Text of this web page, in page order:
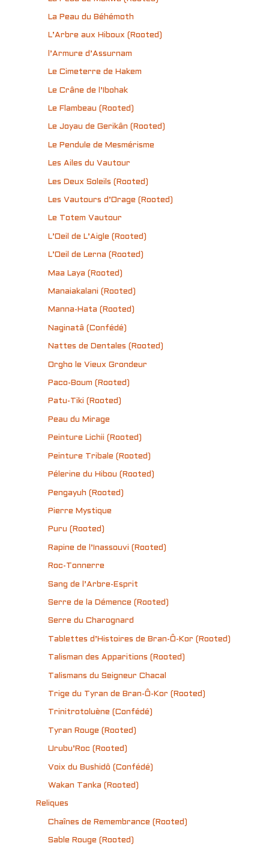
La Peau du Béhémoth
L’Arbre aux Hiboux (Rooted)
l’Armure d’Assurnam
Le Cimeterre de Hakem
Le Crâne de l’Ibohak
Le Flambeau (Rooted)
Le Joyau de Gerikân (Rooted)
Le Pendule de Mesmérisme
Les Ailes du Vautour
Les Deux Soleils (Rooted)
Les Vautours d’Orage (Rooted)
Le Totem Vautour
L’Oeil de L’Aigle (Rooted)
L’Oeil de Lerna (Rooted)
Maa Laya (Rooted)
Manaiakalani (Rooted)
Manna-Hata (Rooted)
Naginatâ (Confédé)
Nattes de Dentales (Rooted)
Orgho le Vieux Grondeur
Paco-Boum (Rooted)
Patu-Tiki (Rooted)
Peau du Mirage
Peinture Lichii (Rooted)
Peinture Tribale (Rooted)
Pélerine du Hibou (Rooted)
Pengayuh (Rooted)
Pierre Mystique
Puru (Rooted)
Rapine de l’Inassouvi (Rooted)
Roc-Tonnerre
Sang de l’Arbre-Esprit
Serre de la Démence (Rooted)
Serre du Charognard
Tablettes d’Histoires de Bran-Ô-Kor (Rooted)
Talisman des Apparitions (Rooted)
Talismans du Seigneur Chacal
Trige du Tyran de Bran-Ô-Kor (Rooted)
Trinitrotoluène (Confédé)
Tyran Rouge (Rooted)
Urubu’Roc (Rooted)
Voix du Bushidô (Confédé)
Wakan Tanka (Rooted)
Reliques
Chaînes de Remembrance (Rooted)
Sable Rouge (Rooted)